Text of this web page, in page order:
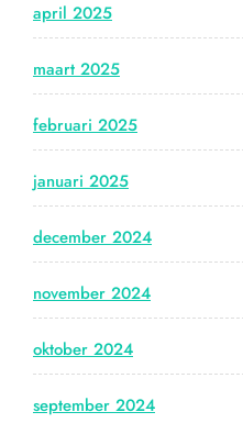
april 2025
maart 2025
februari 2025
januari 2025
december 2024
november 2024
oktober 2024
september 2024